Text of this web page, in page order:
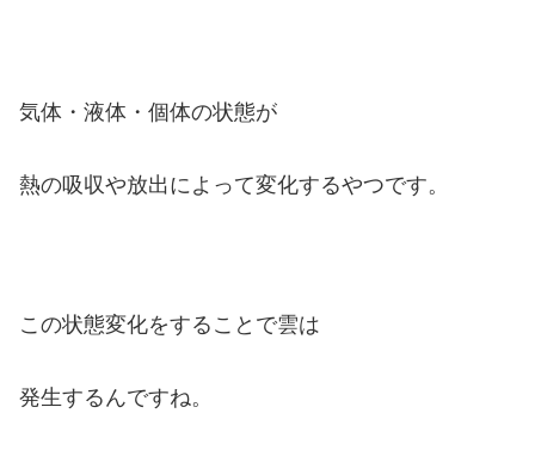
気体・液体・個体の状態が
熱の吸収や放出によって変化するやつです。
この状態変化をすることで雲は
発生するんですね。